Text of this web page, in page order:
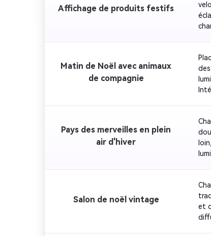
Affichage de produits festifs
Matin de Noël avec animaux
de compagnie
Pays des merveilles en plein
air d'hiver
Salon de noël vintage
et